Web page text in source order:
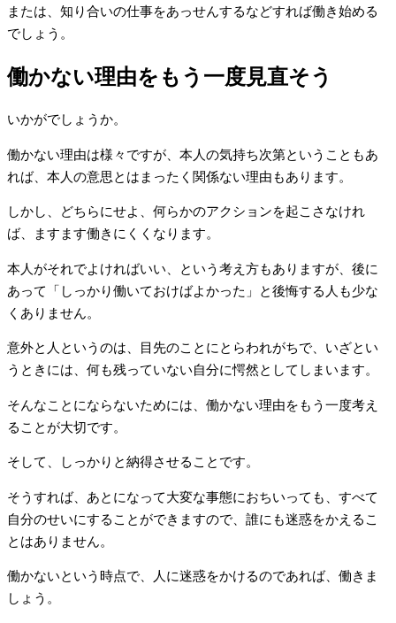
または、知り合いの仕事をあっせんするなどすれば働き始める
でしょう。
働かない理由をもう一度見直そう
いかがでしょうか。
働かない理由は様々ですが、本人の気持ち次第ということもあ
れば、本人の意思とはまったく関係ない理由もあります。
しかし、どちらにせよ、何らかのアクションを起こさなけれ
ば、ますます働きにくくなります。
本人がそれでよければいい、という考え方もありますが、後に
あって「しっかり働いておけばよかった」と後悔する人も少な
くありません。
意外と人というのは、目先のことにとらわれがちで、いざとい
うときには、何も残っていない自分に愕然としてしまいます。
そんなことにならないためには、働かない理由をもう一度考え
ることが大切です。
そして、しっかりと納得させることです。
そうすれば、あとになって大変な事態におちいっても、すべて
自分のせいにすることができますので、誰にも迷惑をかえるこ
とはありません。
働かないという時点で、人に迷惑をかけるのであれば、働きま
しょう。